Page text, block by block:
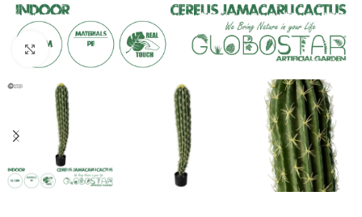
Κλικ για μεγέθυνση